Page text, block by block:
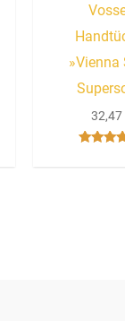
»Vienna
32,47